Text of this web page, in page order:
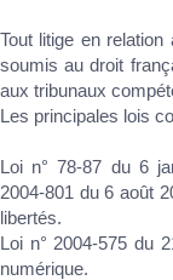
Tout litige en relation
soumis au droit
aux tribunaux
Les principales lois
Loi n° 78-87 du 6
2004-801 du 6 août
libertés.
Loi n° 2004-575 du
numérique.